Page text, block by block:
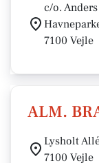
c/o.
7100 Vejle
ALM.
Lysholt
7100 Vejle